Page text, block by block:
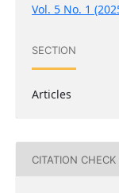
Vol. 5 No. 1
SECTION
Articles
CITATION CHECK